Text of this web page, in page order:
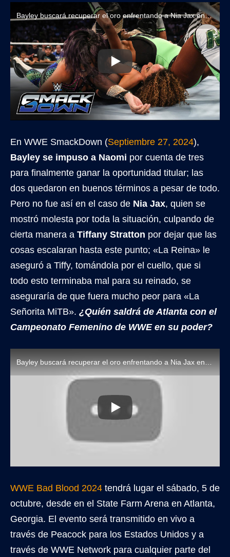
Bayley buscará recuperar el oro enfrentando a Nia Jax en WWE Bad Blood 2024
En WWE SmackDown (Septiembre 27, 2024),
Bayley se impuso a Naomi por cuenta de tres
para finalmente ganar la oportunidad titular; las
dos quedaron en buenos términos a pesar de todo.
Pero no fue así en el caso de Nia Jax, quien se
mostró molesta por toda la situación, culpando de
cierta manera a Tiffany Stratton por dejar que las
cosas escalaran hasta este punto; «La Reina» le
aseguró a Tiffy, tomándola por el cuello, que si
todo esto terminaba mal para su reinado, se
aseguraría de que fuera mucho peor para «La
Señorita MiTB». ¿Quién saldrá de Atlanta con el
Campeonato Femenino de WWE en su poder?
WWE Bad Blood 2024 tendrá lugar el sábado, 5 de
octubre, desde en el State Farm Arena en Atlanta,
Georgia. El evento será transmitido en vivo a
través de Peacock para los Estados Unidos y a
través de WWE Network para cualquier parte del